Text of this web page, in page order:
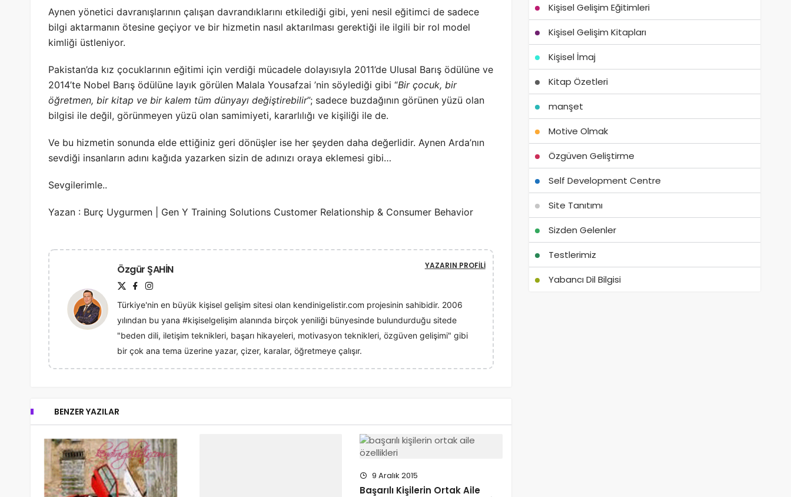
Aynen yönetici davranışlarının çalışan davrandıklarını etkilediği gibi, yeni nesil eğitimci de sadece
bilgi aktarmanın ötesine geçiyor ve bir hizmetin nasıl aktarılması gerektiği ile ilgili bir rol model
kimliği üstleniyor.
Pakistan’da kız çocuklarının eğitimi için verdiği mücadele dolayısıyla 2011’de Ulusal Barış ödülüne ve
2014’te Nobel Barış ödülüne layık görülen Malala Yousafzai ’nin söylediği gibi “Bir çocuk, bir
öğretmen, bir kitap ve bir kalem tüm dünyayı değiştirebilir”; sadece buzdağının görünen yüzü olan
bilgisi ile değil, görünmeyen yüzü olan samimiyeti, kararlılığı ve kişiliği ile de.
Ve bu hizmetin sonunda elde ettiğiniz geri dönüşler ise her şeyden daha değerlidir. Aynen Arda’nın
sevdiği insanların adını kağıda yazarken sizin de adınızı oraya eklemesi gibi…
Sevgilerimle..
Yazan : Burç Uygurmen | Gen Y Training Solutions Customer Relationship & Consumer Behavior
Özgür ŞAHİN
Türkiye'nin en büyük kişisel gelişim sitesi olan kendinigelistir.com projesinin sahibidir. 2006
yılından bu yana #kişiselgelişim alanında birçok yeniliği bünyesinde bulundurduğu sitede
"beden dili, iletişim teknikleri, başarı hikayeleri, motivasyon teknikleri, özgüven gelişimi" gibi
bir çok ana tema üzerine yazar, çizer, karalar, öğretmeye çalışır.
YAZARIN PROFILI
BENZER YAZILAR
9 Aralık 2015
Başarılı Kişilerin Ortak Aile
Kişisel Gelişim Eğitimleri
Kişisel Gelişim Kitapları
Kişisel İmaj
Kitap Özetleri
manşet
Motive Olmak
Özgüven Geliştirme
Self Development Centre
Site Tanıtımı
Sizden Gelenler
Testlerimiz
Yabancı Dil Bilgisi